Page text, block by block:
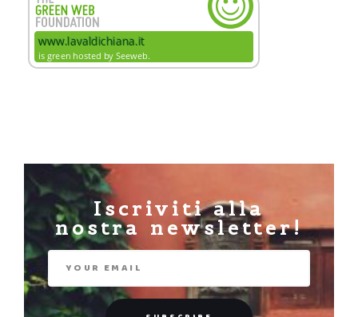
Iscriviti alla
nostra newsletter!